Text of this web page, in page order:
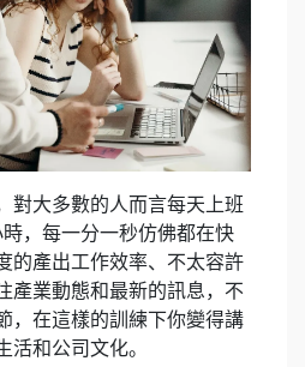
對大多數的人而言每天上班
，每一分一秒仿佛都在快
的產出工作效率、不太容許
產業動態和最新的訊息，不
，在這樣的訓練下你變得講
活和公司文化。